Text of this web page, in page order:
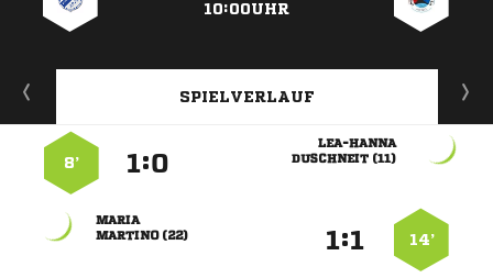
10:00UHR
SPIELVERLAUF

 
:
8’
14’
:

 